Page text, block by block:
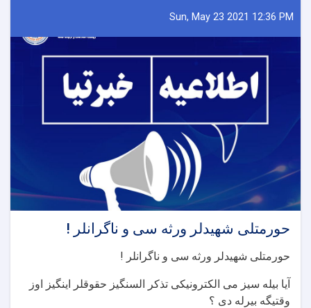
Sun, May 23 2021 12:36 PM
حورمتلی شهیدلر ورثه سی و ناگرانلر !
حورمتلی شهیدلر ورثه سی و ناگرانلر !
آیا بیله سیز می الکترونیکی تذکر السنگیز حقوقلر اینگیز اوز
وقتیگه بیرله دی ؟